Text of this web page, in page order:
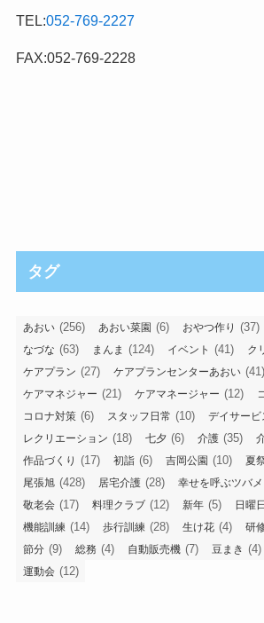
TEL:052-769-2227
FAX:052-769-2228
タグ
あおい (256) あおい菜園 (6) おやつ作り (37)
なづな (63) まんま (124) イベント (41) ク
ケアプラン (27) ケアプランセンターあおい (41)
ケアマネジャー (21) ケアマネージャー (12)
コロナ対策 (6) スタッフ日常 (10) デイサービ
レクリエーション (18) 七夕 (6) 介護 (35)
作品づくり (17) 初詣 (6) 吉岡公園 (10) 夏
尾張旭 (428) 居宅介護 (28) 幸せを呼ぶツバメ
敬老会 (17) 料理クラブ (12) 新年 (5) 日曜日
機能訓練 (14) 歩行訓練 (28) 生け花 (4) 研
節分 (9) 総務 (4) 自動販売機 (7) 豆まき (4)
運動会 (12)